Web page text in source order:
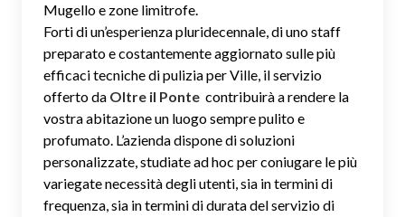
Mugello e zone limitrofe.
Forti di un’esperienza pluridecennale, di uno staff
preparato e costantemente aggiornato sulle più
efficaci tecniche di pulizia per Ville, il servizio
offerto da Oltre il Ponte contribuirà a rendere la
vostra abitazione un luogo sempre pulito e
profumato. L’azienda dispone di soluzioni
personalizzate, studiate ad hoc per coniugare le più
variegate necessità degli utenti, sia in termini di
frequenza, sia in termini di durata del servizio di